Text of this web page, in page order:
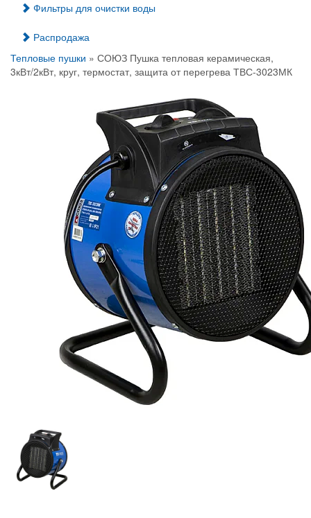
Фильтры для очистки воды
Распродажа
Тепловые пушки » СОЮЗ Пушка тепловая керамическая,
3кВт/2кВт, круг, термостат, защита от перегрева ТВС-3023МК